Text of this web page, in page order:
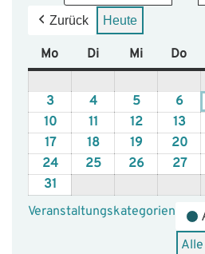
Zurück Heute
Mo Montag
DiDienstag
MiMittwoch
Do
33.
August,
2026
44.
August,
2026
55.
August,
2026
66.
1010.
August,
2026
11
August,
2026
1212.
August,
2026
1313.
1717.
August,
2026
1818.
August,
19
August,
2020.
2424.
2026
2525.
2026
2626.
2026
2727.
31
August,
Veranstaltungskategorien